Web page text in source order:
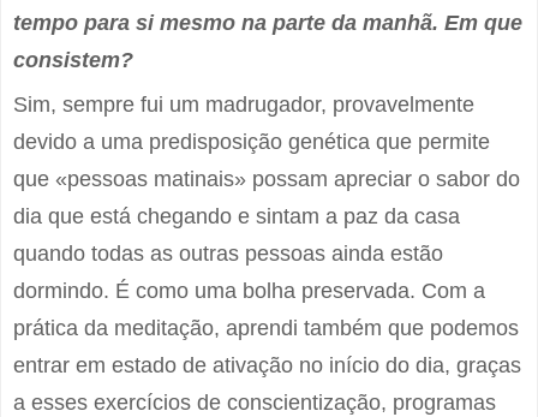
tempo para si mesmo na parte da manhã. Em que
consistem?
Sim, sempre fui um madrugador, provavelmente
devido a uma predisposição genética que permite
que «pessoas matinais» possam apreciar o sabor do
dia que está chegando e sintam a paz da casa
quando todas as outras pessoas ainda estão
dormindo. É como uma bolha preservada. Com a
prática da meditação, aprendi também que podemos
entrar em estado de ativação no início do dia, graças
a esses exercícios de conscientização, programas